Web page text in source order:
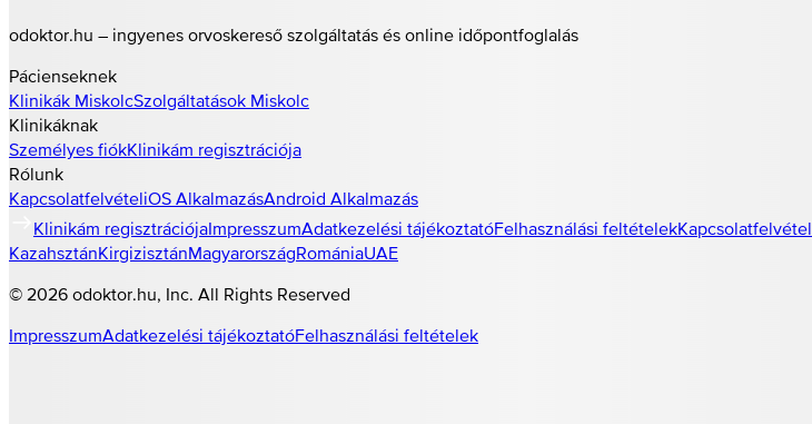
odoktor.hu – ingyenes orvoskereső szolgáltatás és online időpontfoglalás
Pácienseknek
Klinikák MiskolcSzolgáltatások Miskolc
Klinikáknak
Személyes fiókKlinikám regisztrációja
Rólunk
KapcsolatfelvételiOS AlkalmazásAndroid Alkalmazás
Klinikám regisztrációjaImpresszumAdatkezelési tájékoztatóFelhasználási feltételekKapcsolatfelvétel
KazahsztánKirgizisztánMagyarországRomániaUAE
© 2026 odoktor.hu , Inc. All Rights Reserved
ImpresszumAdatkezelési tájékoztatóFelhasználási feltételek